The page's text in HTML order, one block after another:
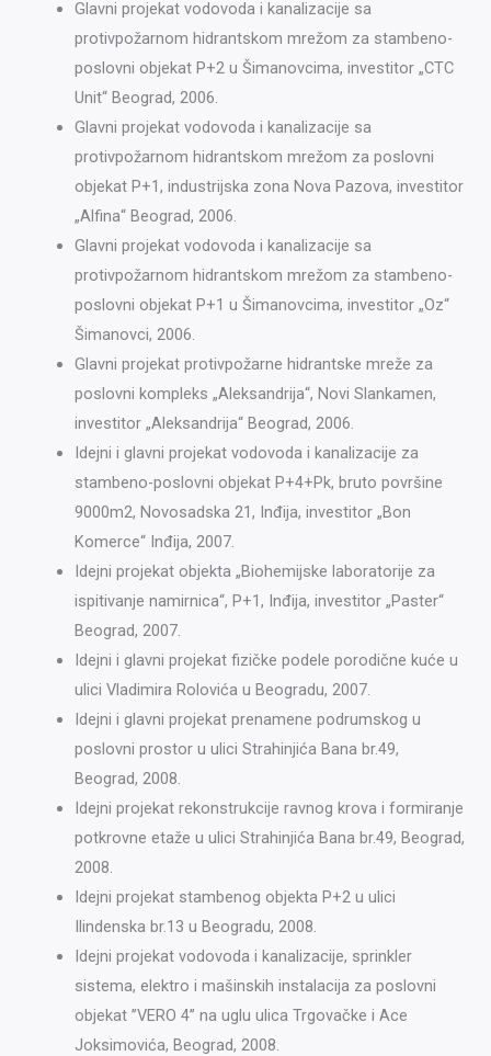
Glavni projekat vodovoda i kanalizacije sa
protivpožarnom hidrantskom mrežom za stambeno-
poslovni objekat P+2 u Šimanovcima, investitor „CTC
Unit“ Beograd, 2006.
Glavni projekat vodovoda i kanalizacije sa
protivpožarnom hidrantskom mrežom za poslovni
objekat P+1, industrijska zona Nova Pazova, investitor
„Alfina“ Beograd, 2006.
Glavni projekat vodovoda i kanalizacije sa
protivpožarnom hidrantskom mrežom za stambeno-
poslovni objekat P+1 u Šimanovcima, investitor „Oz“
Šimanovci, 2006.
Glavni projekat protivpožarne hidrantske mreže za
poslovni kompleks „Aleksandrija“, Novi Slankamen,
investitor „Aleksandrija“ Beograd, 2006.
Idejni i glavni projekat vodovoda i kanalizacije za
stambeno-poslovni objekat P+4+Pk, bruto površine
9000m2, Novosadska 21, Inđija, investitor „Bon
Komerce“ Inđija, 2007.
Idejni projekat objekta „Biohemijske laboratorije za
ispitivanje namirnica“, P+1, Inđija, investitor „Paster“
Beograd, 2007.
Idejni i glavni projekat fizičke podele porodične kuće u
ulici Vladimira Rolovića u Beogradu, 2007.
Idejni i glavni projekat prenamene podrumskog u
poslovni prostor u ulici Strahinjića Bana br.49,
Beograd, 2008.
Idejni projekat rekonstrukcije ravnog krova i formiranje
potkrovne etaže u ulici Strahinjića Bana br.49, Beograd,
2008.
Idejni projekat stambenog objekta P+2 u ulici
Ilindenska br.13 u Beogradu, 2008.
Idejni projekat vodovoda i kanalizacije, sprinkler
sistema, elektro i mašinskih instalacija za poslovni
objekat ’’VERO 4’’ na uglu ulica Trgovačke i Ace
Joksimovića, Beograd, 2008.